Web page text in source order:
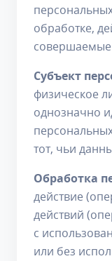
обработке,
Субъект
физическое
однозначно
тот, чьи
Обработка
действие
действий
с
или без